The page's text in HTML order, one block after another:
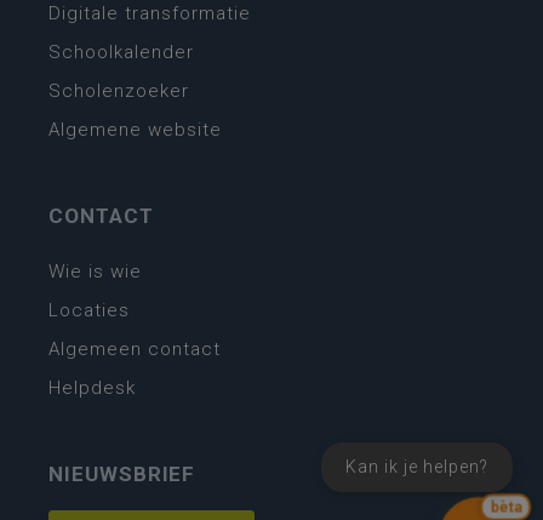
bèta
Kan ik je helpen?
Digitale transformatie
Schoolkalender
Scholenzoeker
Algemene website
CONTACT
Wie is wie
Locaties
Algemeen contact
Helpdesk
NIEUWSBRIEF